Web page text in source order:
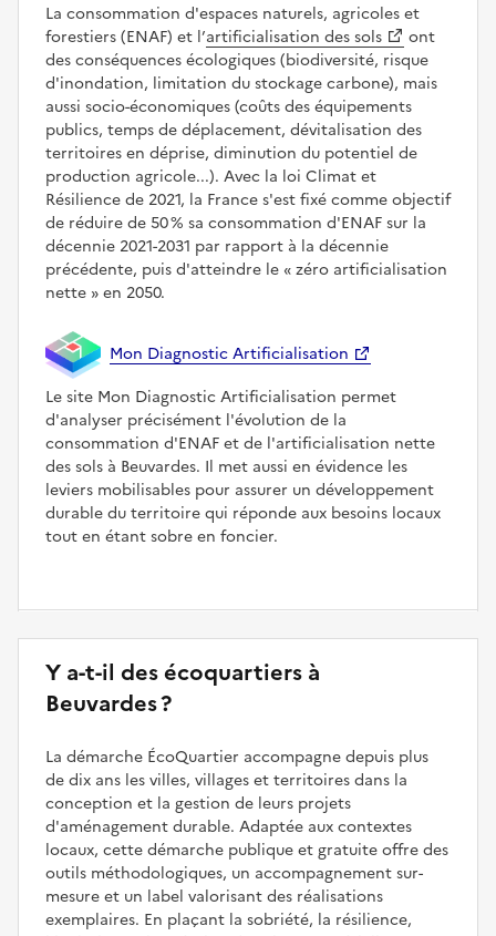
La consommation d'espaces naturels, agricoles et
forestiers (ENAF) et l’artificialisation des sols
ont
des conséquences écologiques (biodiversité, risque
d'inondation, limitation du stockage carbone), mais
aussi socio-économiques (coûts des équipements
publics, temps de déplacement, dévitalisation des
territoires en déprise, diminution du potentiel de
production agricole...). Avec la loi Climat et
Résilience de 2021, la France s'est fixé comme objectif
de réduire de 50 % sa consommation d'ENAF sur la
décennie 2021-2031 par rapport à la décennie
précédente, puis d'atteindre le
zéro artificialisation
nette
en 2050.
Mon Diagnostic Artificialisation
Le site Mon Diagnostic Artificialisation permet
d'analyser précisément l'évolution de la
consommation d'ENAF et de l'artificialisation nette
des sols à Beuvardes. Il met aussi en évidence les
leviers mobilisables pour assurer un développement
durable du territoire qui réponde aux besoins locaux
tout en étant sobre en foncier.
Y a-t-il des écoquartiers à
Beuvardes ?
La démarche ÉcoQuartier accompagne depuis plus
de dix ans les villes, villages et territoires dans la
conception et la gestion de leurs projets
d'aménagement durable. Adaptée aux contextes
locaux, cette démarche publique et gratuite offre des
outils méthodologiques, un accompagnement sur-
mesure et un label valorisant des réalisations
exemplaires. En plaçant la sobriété, la résilience,